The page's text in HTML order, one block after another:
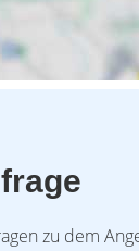
zu dem